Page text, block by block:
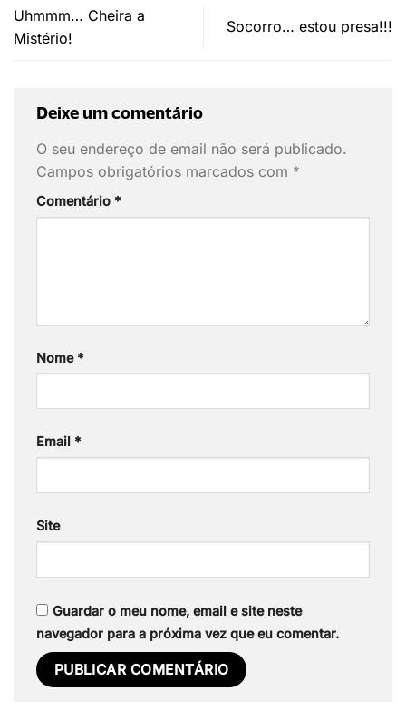
Uhmmm… Cheira a
Mistério!
Socorro… estou presa!!!
Deixe um comentário
O seu endereço de email não será publicado.
Campos obrigatórios marcados com *
Comentário *
Nome *
Email *
Site
Guardar o meu nome, email e site neste
navegador para a próxima vez que eu comentar.